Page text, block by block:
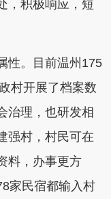
，积极响应，短
。目前温州175
村开展了档案数
治理，也研发相
强村，村民可在
料，办事更方
家民宿都输入村